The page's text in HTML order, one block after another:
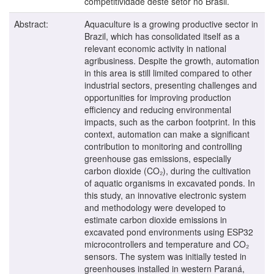
Abstract:
Aquaculture is a growing productive sector in
Brazil, which has consolidated itself as a
relevant economic activity in national
agribusiness. Despite the growth, automation
in this area is still limited compared to other
industrial sectors, presenting challenges and
opportunities for improving production
efficiency and reducing environmental
impacts, such as the carbon footprint. In this
context, automation can make a significant
contribution to monitoring and controlling
greenhouse gas emissions, especially
carbon dioxide (CO₂), during the cultivation
of aquatic organisms in excavated ponds. In
this study, an innovative electronic system
and methodology were developed to
estimate carbon dioxide emissions in
excavated pond environments using ESP32
microcontrollers and temperature and CO₂
sensors. The system was initially tested in
greenhouses installed in western Paraná,